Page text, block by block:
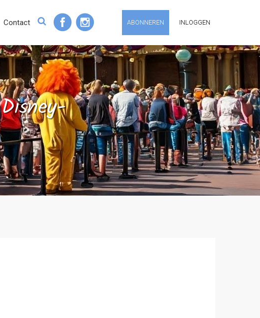
INLOGGEN
ABONNEREN
Contact